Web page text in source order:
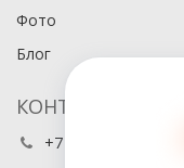
Фото
Блог
КОНТАКТЫ
+7 (495) 486-80-76